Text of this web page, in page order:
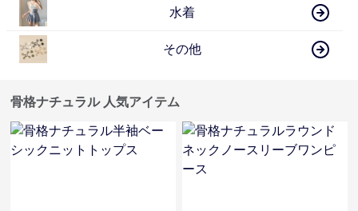
水着
その他
骨格ナチュラル 人気アイテム